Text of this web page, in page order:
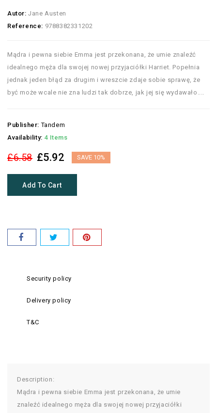
Autor: Jane Austen
Reference: 9788382331202
Mądra i pewna siebie Emma jest przekonana, że umie znaleźć
idealnego męża dla swojej nowej przyjaciółki Harriet. Popełnia
jednak jeden błąd za drugim i wreszcie zdaje sobie sprawę, że
być może wcale nie zna ludzi tak dobrze, jak jej się wydawało....
Publisher: Tandem
Availability: 4 Items
£6.58 £5.92 SAVE 10%
Add To Cart
Security policy
Delivery policy
T&C
Description:
Mądra i pewna siebie Emma jest przekonana, że umie
znaleźć idealnego męża dla swojej nowej przyjaciółki